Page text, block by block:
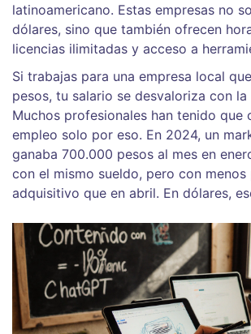
latinoamericano. Estas empresas no
dólares, sino que también ofrecen
licencias ilimitadas y acceso a
Si trabajas para una empresa local
pesos, tu salario se desvaloriza con la
Muchos profesionales han tenido que
empleo solo por eso. En 2024, un
ganaba 700.000 pesos al mes en
con el mismo sueldo, pero con menos
adquisitivo que en abril. En dólares,